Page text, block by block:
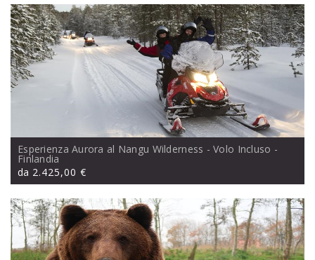
Esperienza Aurora al Nangu Wilderness - Volo Incluso -
Finlandia
da 2.425,00 €